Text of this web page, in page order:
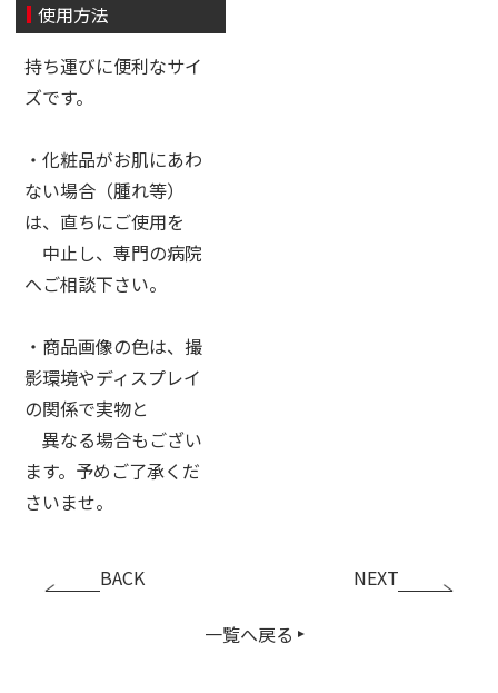
使用方法
持ち運びに便利なサイ
ズです。
・化粧品がお肌にあわ
ない場合（腫れ等）
は、直ちにご使用を
中止し、専門の病院
へご相談下さい。
・商品画像の色は、撮
影環境やディスプレイ
の関係で実物と
異なる場合もござい
ます。予めご了承くだ
さいませ。
BACK
一覧へ戻る
NEXT